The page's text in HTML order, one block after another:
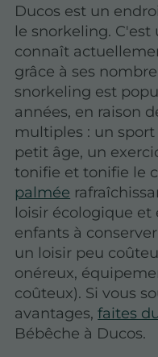
Ducos est un
le snorkeling.
connaît
grâce à ses
snorkeling est
années, en raison
multiples : un
petit âge, un
tonifie et tonifie le
palmée
loisir écologique
enfants à
un loisir peu
onéreux,
coûteux). Si vous
avantages,faites
Bébêche à Ducos.